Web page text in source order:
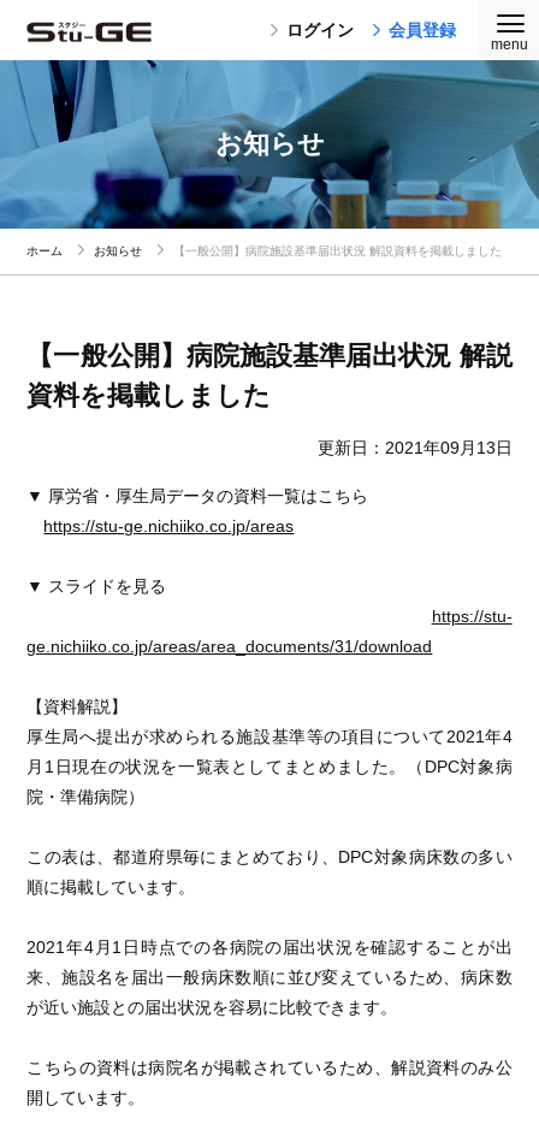
ログイン 会員登録
お知らせ
ホーム お知らせ 【一般公開】病院施設基準届出状況 解説資料を掲載しました
【一般公開】病院施設基準届出状況 解説
資料を掲載しました
更新日：2021年09月13日
▼ 厚労省・厚生局データの資料一覧はこちら
https://stu-ge.nichiiko.co.jp/areas
▼ スライドを見る
https://stu-
ge.nichiiko.co.jp/areas/area_documents/31/download
【資料解説】
厚生局へ提出が求められる施設基準等の項目について2021年4
月1日現在の状況を一覧表としてまとめました。（DPC対象病
院・準備病院）
この表は、都道府県毎にまとめており、DPC対象病床数の多い
順に掲載しています。
2021年4月1日時点での各病院の届出状況を確認することが出
来、施設名を届出一般病床数順に並び変えているため、病床数
が近い施設との届出状況を容易に比較できます。
こちらの資料は病院名が掲載されているため、解説資料のみ公
開しています。